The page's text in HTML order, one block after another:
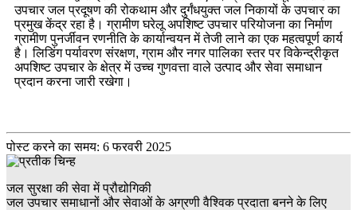
उपचार जल प्रदूषण की रोकथाम और दुर्गंधयुक्त जल निकायों के उपचार का
प्रमुख केंद्र रहा है। ग्रामीण घरेलू अपशिष्ट उपचार परियोजना का निर्माण
ग्रामीण पुनर्जीवन रणनीति के कार्यान्वयन में तेजी लाने का एक महत्वपूर्ण कार्य
है। लिडिंग पर्यावरण संरक्षण, ग्राम और नगर पालिका स्तर पर विकेन्द्रीकृत
अपशिष्ट उपचार के क्षेत्र में उच्च गुणवत्ता वाले उत्पाद और सेवा समाधान
प्रदान करना जारी रखेगा।
पोस्ट करने का समय: 6 फरवरी 2025
जल सुरक्षा की सेवा में प्रौद्योगिकी
जल उपचार समाधानों और सेवाओं के अग्रणी वैश्विक प्रदाता बनने के लिए